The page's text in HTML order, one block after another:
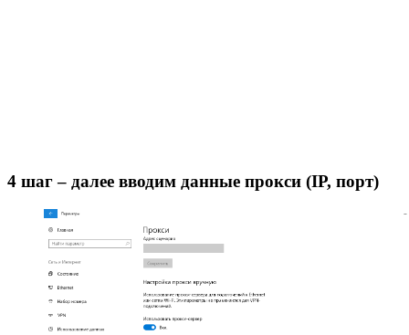
4 шаг – далее вводим данные прокси (IP, порт)